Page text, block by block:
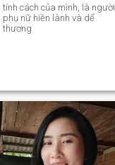
tính cách của mình, là người
phụ nữ hiền lành và dể
thương